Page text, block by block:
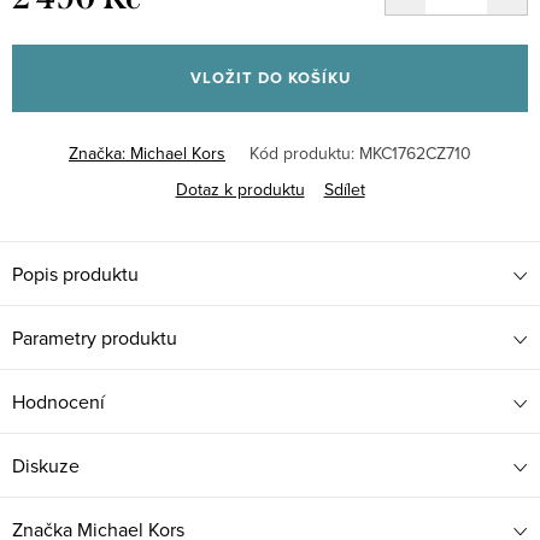
cena:
VLOŽIT DO KOŠÍKU
Značka: Michael Kors Kód produktu: MKC1762CZ710
Dotaz k produktu
Sdílet
Popis produktu
Parametry produktu
Hodnocení
Diskuze
Značka Michael Kors